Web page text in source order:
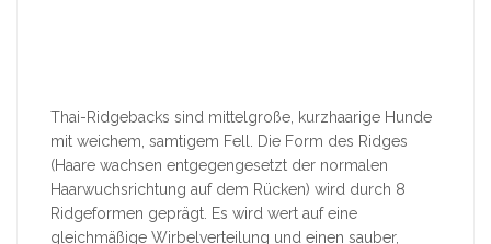
Thai-Ridgebacks sind mittelgroße, kurzhaarige Hunde
mit weichem, samtigem Fell. Die Form des Ridges
(Haare wachsen entgegengesetzt der normalen
Haarwuchsrichtung auf dem Rücken) wird durch 8
Ridgeformen geprägt. Es wird wert auf eine
gleichmäßige Wirbelverteilung und einen sauber,